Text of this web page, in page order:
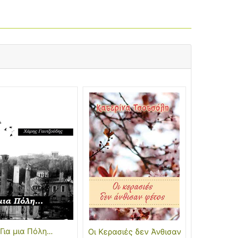
Για μια Πόλη...
Οι Κερασιές δεν Άνθισαν